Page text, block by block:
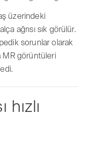
üzerindeki
ağrısı sık görülür.
sorunlar olarak
MR görüntüleri